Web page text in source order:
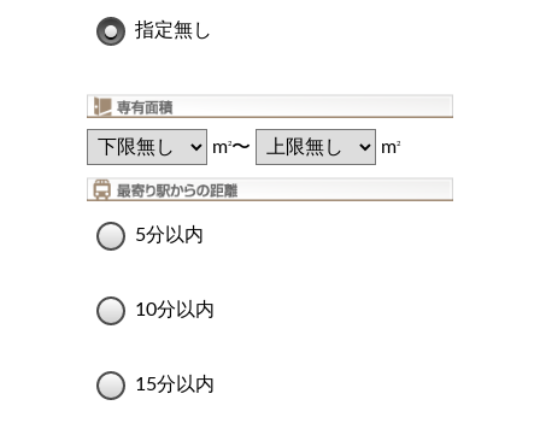
指定無し
m2〜 m2
5分以内
10分以内
15分以内